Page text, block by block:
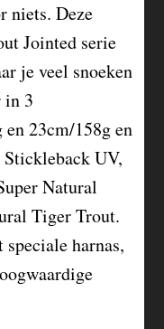
niets. Deze
Jointed serie
je veel snoeken
in 3
23cm/158g en
UV,
Natural
Tiger Trout.
harnas,